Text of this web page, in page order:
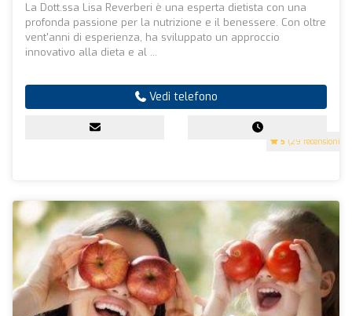
5 (29 recensioni)
La Dott.ssa Lisa Reverberi è una esperta dietista con una
profonda passione per la nutrizione e il benessere. Con oltre
vent'anni di esperienza, ha sviluppato un approccio
innovativo alla dieta e al ...
Vedi telefono